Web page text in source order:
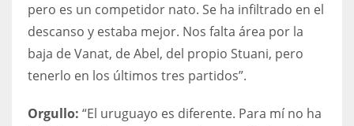
pero es un competidor nato. Se ha infiltrado en el
descanso y estaba mejor. Nos falta área por la
baja de Vanat, de Abel, del propio Stuani, pero
tenerlo en los últimos tres partidos”.
Orgullo: “El uruguayo es diferente. Para mí no ha